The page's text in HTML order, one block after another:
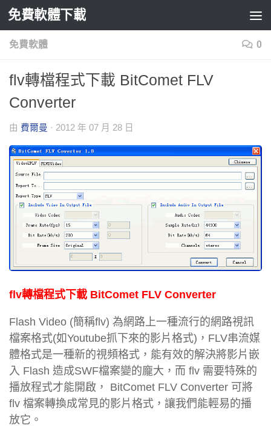
Skip to content
免費軟體下載
免費軟體 0
flv轉檔程式下載 BitComet FLV
Converter
由 費爾曼 · 2012 年 07 月 28 日
flv轉檔程式下載 BitComet FLV Converter
Flash Video (簡稱flv) 為網路上一種流行的網路視訊
檔案格式(如Youtube抓下來的影片格式)，FLV串流媒
體格式是一種新的視頻格式，能有效的解決將影片嵌
入 Flash 造成SWF檔案變的龐大，而 flv 需要特殊的
播放程式才能開啟， BitComet FLV Converter 可將
flv 檔案轉換成常見的影片格式，讓我們能輕易的播
放它。